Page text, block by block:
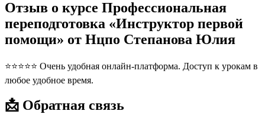
Отзыв о курсе Профессиональная
переподготовка «Инструктор первой
помощи» от Нцпо Степанова Юлия
⭐⭐⭐⭐⭐ Очень удобная онлайн-платформа. Доступ к урокам в
любое удобное время.
📩 Обратная связь